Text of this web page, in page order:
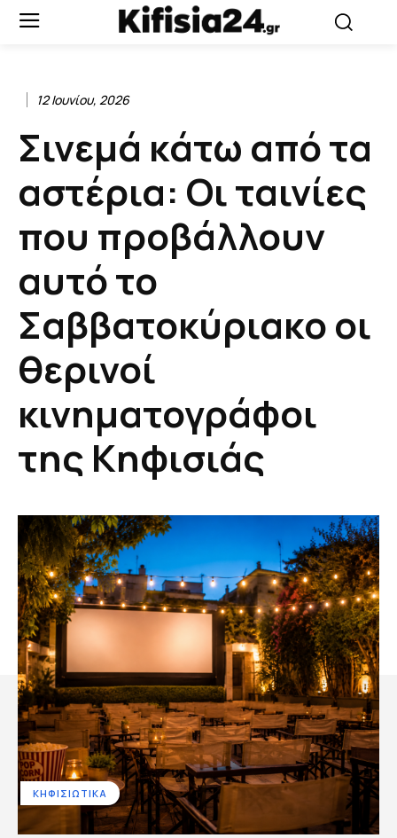
12 Ιουνίου, 2026
Σινεμά κάτω από τα
αστέρια: Οι ταινίες
που προβάλλουν
αυτό το
Σαββατοκύριακο οι
θερινοί
κινηματογράφοι
της Κηφισιάς
ΚΗΦΙΣΙΩΤΙΚΑ